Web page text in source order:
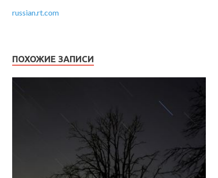
russian.rt.com
ПОХОЖИЕ ЗАПИСИ